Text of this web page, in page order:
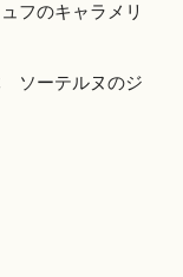
フのキャラメリ
ソーテルヌのジ